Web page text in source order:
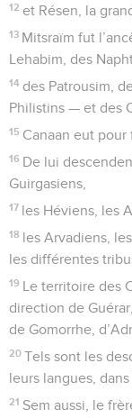
12 et Résen, la
13 Mitsraïm fut
Lehabim, des
14 des Patrousim,
Philistins — et des
15 Canaan eut pour
16 De lui
Guirgasiens,
17 les Héviens, les
18 les Arvadiens,
les différentes
19 Le territoire des
direction de
de Gomorrhe,
20 Tels sont les
leurs langues,
21 Sem aussi, le